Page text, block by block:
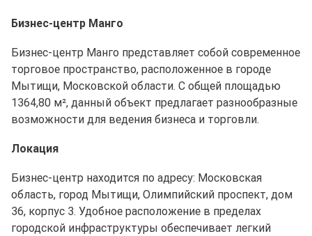
Бизнес-центр Манго
Бизнес-центр Манго представляет собой современное
торговое пространство, расположенное в городе
Мытищи, Московской области. С общей площадью
1364,80 м², данный объект предлагает разнообразные
возможности для ведения бизнеса и торговли.
Локация
Бизнес-центр находится по адресу: Московская
область, город Мытищи, Олимпийский проспект, дом
36, корпус 3. Удобное расположение в пределах
городской инфраструктуры обеспечивает легкий